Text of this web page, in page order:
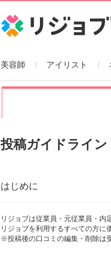
美容師 アイリスト
投稿ガイドライン
はじめに
リジョブは従業員・元従業員・内
リジョブを利用するすべての方に
※投稿後の口コミの編集・削除は